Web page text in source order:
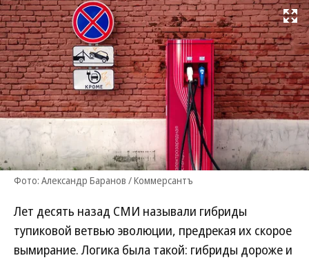
Развернуть
Фото: Александр Баранов / Коммерсантъ
Лет десять назад СМИ называли гибриды
тупиковой ветвью эволюции, предрекая их скорое
вымирание. Логика была такой: гибриды дороже и